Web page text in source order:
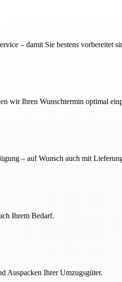
– damit Sie bestens vorbereitet
wir Ihren Wunschtermin optimal
– auf Wunsch auch mit
Ihrem Bedarf.
Auspacken Ihrer Umzugsgüter.